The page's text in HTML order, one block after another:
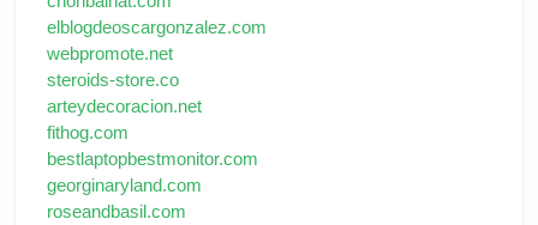
elblogdeoscargonzalez.com
webpromote.net
steroids-store.co
arteydecoracion.net
fithog.com
bestlaptopbestmonitor.com
georginaryland.com
roseandbasil.com